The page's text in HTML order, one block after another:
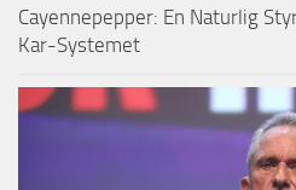
Cayennepepper: En Naturlig
Kar-Systemet